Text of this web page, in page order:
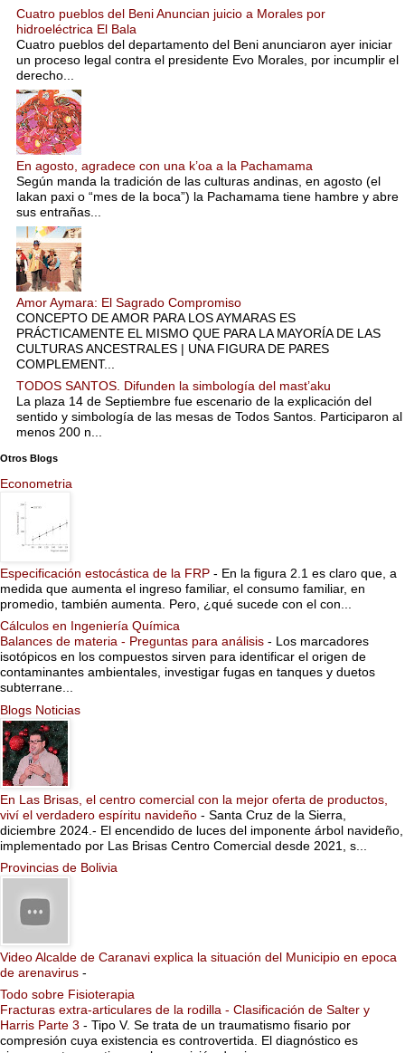
Cuatro pueblos del Beni Anuncian juicio a Morales por
hidroeléctrica El Bala
Cuatro pueblos del departamento del Beni anunciaron ayer iniciar
un proceso legal contra el presidente Evo Morales, por incumplir el
derecho...
En agosto, agradece con una k’oa a la Pachamama
Según manda la tradición de las culturas andinas, en agosto (el
lakan paxi o “mes de la boca”) la Pachamama tiene hambre y abre
sus entrañas...
Amor Aymara: El Sagrado Compromiso
CONCEPTO DE AMOR PARA LOS AYMARAS ES
PRÁCTICAMENTE EL MISMO QUE PARA LA MAYORÍA DE LAS
CULTURAS ANCESTRALES | UNA FIGURA DE PARES
COMPLEMENT...
TODOS SANTOS. Difunden la simbología del mast’aku
La plaza 14 de Septiembre fue escenario de la explicación del
sentido y simbología de las mesas de Todos Santos. Participaron al
menos 200 n...
Otros Blogs
Econometria
Especificación estocástica de la FRP - En la figura 2.1 es claro que, a
medida que aumenta el ingreso familiar, el consumo familiar, en
promedio, también aumenta. Pero, ¿qué sucede con el con...
Cálculos en Ingeniería Química
Balances de materia - Preguntas para análisis - Los marcadores
isotópicos en los compuestos sirven para identificar el origen de
contaminantes ambientales, investigar fugas en tanques y duetos
subterrane...
Blogs Noticias
En Las Brisas, el centro comercial con la mejor oferta de productos,
viví el verdadero espíritu navideño - Santa Cruz de la Sierra,
diciembre 2024.- El encendido de luces del imponente árbol navideño,
implementado por Las Brisas Centro Comercial desde 2021, s...
Provincias de Bolivia
Video Alcalde de Caranavi explica la situación del Municipio en epoca
de arenavirus -
Todo sobre Fisioterapia
Fracturas extra-articulares de la rodilla - Clasificación de Salter y
Harris Parte 3 - Tipo V. Se trata de un traumatismo fisario por
compresión cuya existencia es controvertida. El diagnóstico es